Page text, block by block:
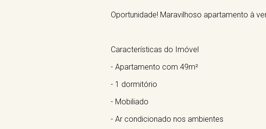
Oportunidade! Maravilhoso apartamento à
Características do Imóvel
- Apartamento com 49m²
- 1 dormitório
- Mobiliado
- Ar condicionado nos ambientes